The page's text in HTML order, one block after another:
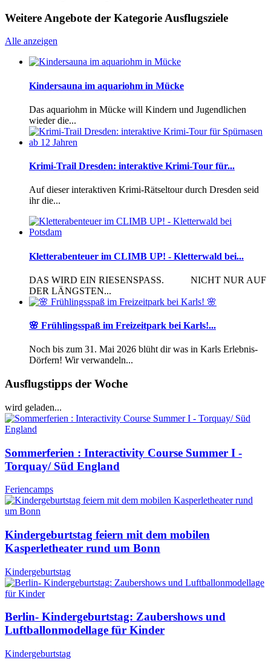
Weitere Angebote der Kategorie Ausflugsziele
Alle anzeigen
Kindersauna im aquariohm in Mücke
Das aquariohm in Mücke will Kindern und Jugendlichen
wieder die...
Krimi-Trail Dresden: interaktive Krimi-Tour für...
Auf dieser interaktiven Krimi-Rätseltour durch Dresden seid
ihr die...
Kletterabenteuer im CLIMB UP! - Kletterwald bei...
DAS WIRD EIN RIESENSPASS. NICHT NUR AUF
DER LÄNGSTEN...
🌸 Frühlingsspaß im Freizeitpark bei Karls!...
Noch bis zum 31. Mai 2026 blüht dir was in Karls Erlebnis-
Dörfern! Wir verwandeln...
Ausflugstipps der Woche
wird geladen...
Sommerferien : Interactivity Course Summer I -
Torquay/ Süd England
Feriencamps
Kindergeburtstag feiern mit dem mobilen
Kasperletheater rund um Bonn
Kindergeburtstag
Berlin- Kindergeburtstag: Zaubershows und
Luftballonmodellage für Kinder
Kindergeburtstag